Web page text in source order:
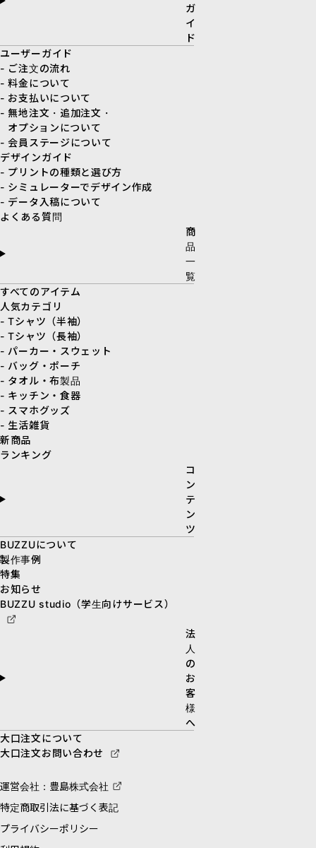
ガ
イ
ド
ユーザーガイド
- ご注文の流れ
- 料金について
- お支払いについて
- 無地注文・追加注文・
オプションについて
- 会員ステージについて
デザインガイド
- プリントの種類と選び方
- シミュレーターでデザイン作成
- データ入稿について
よくある質問
商
品
一
覧
すべてのアイテム
人気カテゴリ
- Tシャツ（半袖）
- Tシャツ（長袖）
- パーカー・スウェット
- バッグ・ポーチ
- タオル・布製品
- キッチン・食器
- スマホグッズ
- 生活雑貨
新商品
ランキング
コ
ン
テ
ン
ツ
BUZZUについて
製作事例
特集
お知らせ
BUZZU studio（学生向けサービス）
法
人
の
お
客
様
へ
大口注文について
大口注文お問い合わせ
運営会社：豊島株式会社
特定商取引法に基づく表記
プライバシーポリシー